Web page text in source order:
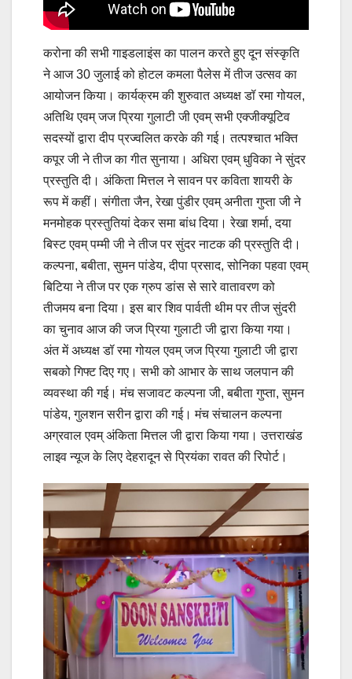
करोना की सभी गाइडलाइंस का पालन करते हुए दून संस्कृति
ने आज 30 जुलाई को होटल कमला पैलेस में तीज उत्सव का
आयोजन किया। कार्यक्रम की शुरुवात अध्यक्ष डॉ रमा गोयल,
अतिथि एवम् जज प्रिया गुलाटी जी एवम् सभी एक्जीक्यूटिव
सदस्यों द्वारा दीप प्रज्वलित करके की गई। तत्पश्चात भक्ति
कपूर जी ने तीज का गीत सुनाया। अधिरा एवम् धुविका ने सुंदर
प्रस्तुति दी। अंकिता मित्तल ने सावन पर कविता शायरी के
रूप में कहीं। संगीता जैन, रेखा पुंडीर एवम् अनीता गुप्ता जी ने
मनमोहक प्रस्तुतियां देकर समा बांध दिया। रेखा शर्मा, दया
बिस्ट एवम् पम्मी जी ने तीज पर सुंदर नाटक की प्रस्तुति दी।
कल्पना, बबीता, सुमन पांडेय, दीपा प्रसाद, सोनिका पहवा एवम्
बिटिया ने तीज पर एक ग्रुप डांस से सारे वातावरण को
तीजमय बना दिया। इस बार शिव पार्वती थीम पर तीज सुंदरी
का चुनाव आज की जज प्रिया गुलाटी जी द्वारा किया गया।
अंत में अध्यक्ष डॉ रमा गोयल एवम् जज प्रिया गुलाटी जी द्वारा
सबको गिफ्ट दिए गए। सभी को आभार के साथ जलपान की
व्यवस्था की गई। मंच सजावट कल्पना जी, बबीता गुप्ता, सुमन
पांडेय, गुलशन सरीन द्वारा की गई। मंच संचालन कल्पना
अग्रवाल एवम् अंकिता मित्तल जी द्वारा किया गया। उत्तराखंड
लाइव न्यूज के लिए देहरादून से प्रियंका रावत की रिपोर्ट।